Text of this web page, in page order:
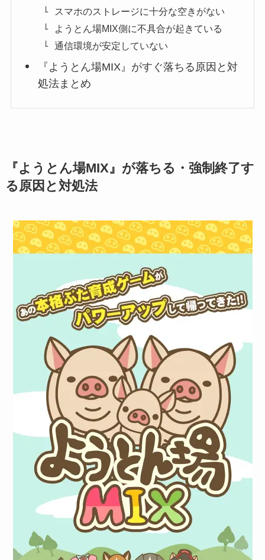
スマホのストレージに十分な空きがない
ようとん場MIX側に不具合が起きている
通信環境が安定していない
『ようとん場MIX』がすぐ落ちる原因と対
処法まとめ
『ようとん場MIX』が落ちる・強制終了す
る原因と対処法